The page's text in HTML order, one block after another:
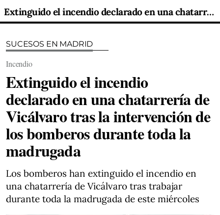
Extinguido el incendio declarado en una chatarrería de Vicálvaro tras la intervención de los bomberos durante toda la madrugada
SUCESOS EN MADRID
Incendio
Extinguido el incendio
declarado en una chatarrería de
Vicálvaro tras la intervención de
los bomberos durante toda la
madrugada
Los bomberos han extinguido el incendio en
una chatarrería de Vicálvaro tras trabajar
durante toda la madrugada de este miércoles